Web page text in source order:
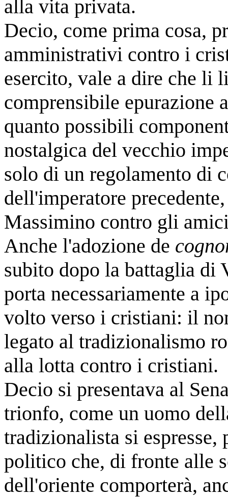
alla vita privata.
Decio, come prima cosa,
amministrativi contro i
esercito, vale a dire che li
comprensibile epurazione
quanto possibili
nostalgica del vecchio
solo di un regolamento di
dell'imperatore
Massimino contro gli
Anche l'adozione de
subito dopo la battaglia di
porta necessariamente a
volto verso i cristiani: il
legato al tradizionalismo
alla lotta contro i cristiani.
Decio si presentava al
trionfo, come un uomo
tradizionalista si espresse,
politico che, di fronte alle
dell'oriente comporterà,